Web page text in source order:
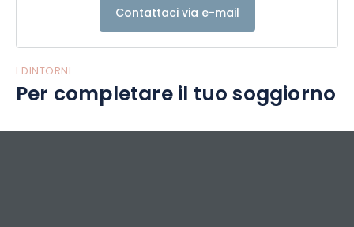
Contattaci via e-mail
I DINTORNI
Per completare il tuo soggiorno